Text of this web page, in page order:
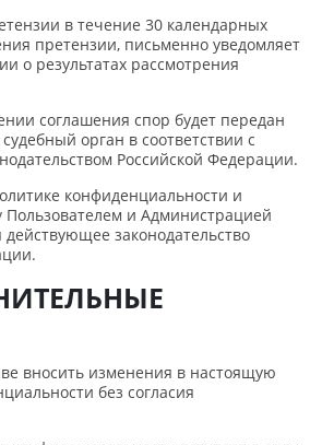
в течение 30 календарных
претензии, письменно уведомляет
о результатах рассмотрения
соглашения спор будет передан
орган в соответствии с
Российской Федерации.
конфиденциальности и
и Администрацией
законодательство
вносить изменения в настоящую
без согласия